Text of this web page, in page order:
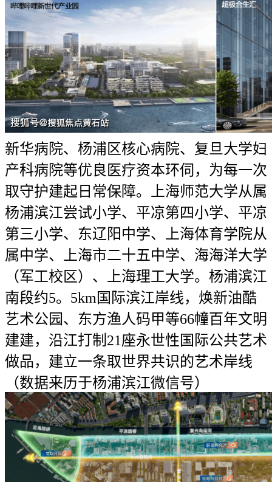
新华病院、杨浦区核心病院、复旦大学妇
产科病院等优良医疗资本环伺，为每一次
取守护建起日常保障。上海师范大学从属
杨浦滨江尝试小学、平凉第四小学、平凉
第三小学、东辽阳中学、上海体育学院从
属中学、上海市二十五中学、海海洋大学
（军工校区）、上海理工大学。杨浦滨江
南段约5。5km国际滨江岸线，焕新油酷
艺术公园、东方渔人码甲等66幢百年文明
建建，沿江打制21座永世性国际公共艺术
做品，建立一条取世界共识的艺术岸线
（数据来历于杨浦滨江微信号）